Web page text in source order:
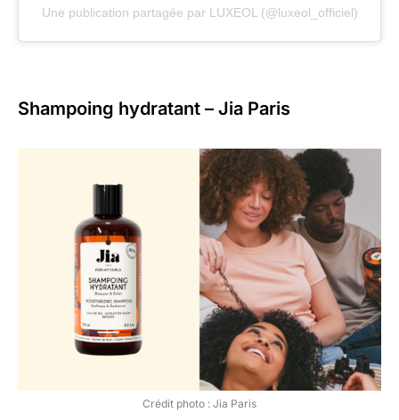
Une publication partagée par LUXEOL (@luxeol_officiel)
Shampoing hydratant – Jia Paris
Crédit photo : Jia Paris